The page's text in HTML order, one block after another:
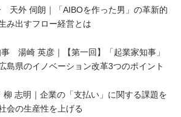
天外 伺朗｜「AIBOを作った男」の革新的
み出すフロー経営とは
湯崎 英彦｜【第一回】「起業家知事」
島県のイノベーション改革3つのポイント
柳 志明｜企業の「支払い」に関する課題を
会の生産性を上げる